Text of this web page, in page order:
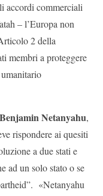
accordi commerciali
– l’Europa non
2 della
membri a proteggere
Benjamin Netanyahu,
rispondere ai quesiti
a due stati e
ad un solo stato o se
«Netanyahu